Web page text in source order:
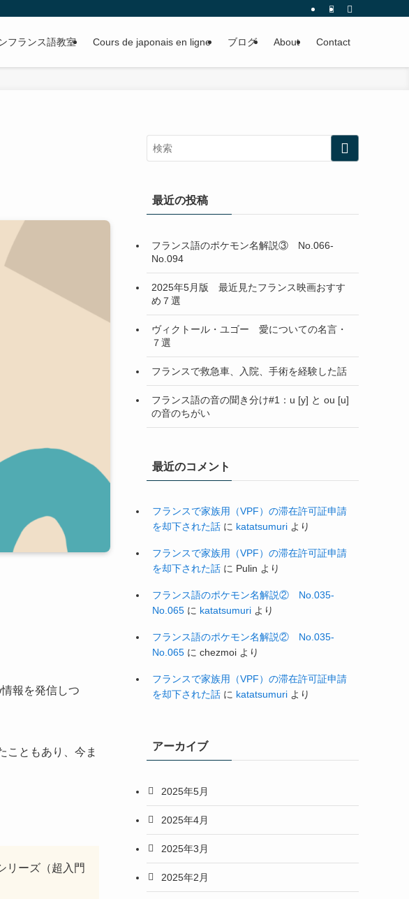
フランス語教室 Cours de japonais en ligne ブログ About Contact
報を発信しつ
こともあり、今ま
リーズ（超入門
最近の投稿
フランス語のポケモン名解説③ No.066-
No.094
2025年5月版 最近見たフランス映画おすす
め７選
ヴィクトール・ユゴー 愛についての名言・
７選
フランスで救急車、入院、手術を経験した話
フランス語の音の聞き分け#1：u [y] と ou [u]
の音のちがい
最近のコメント
フランスで家族用（VPF）の滞在許可証申請
を却下された話 に katatsumuri より
フランスで家族用（VPF）の滞在許可証申請
を却下された話 に Pulin より
フランス語のポケモン名解説② No.035-
No.065 に katatsumuri より
フランス語のポケモン名解説② No.035-
No.065 に chezmoi より
フランスで家族用（VPF）の滞在許可証申請
を却下された話 に katatsumuri より
アーカイブ
2025年5月
2025年4月
2025年3月
2025年2月